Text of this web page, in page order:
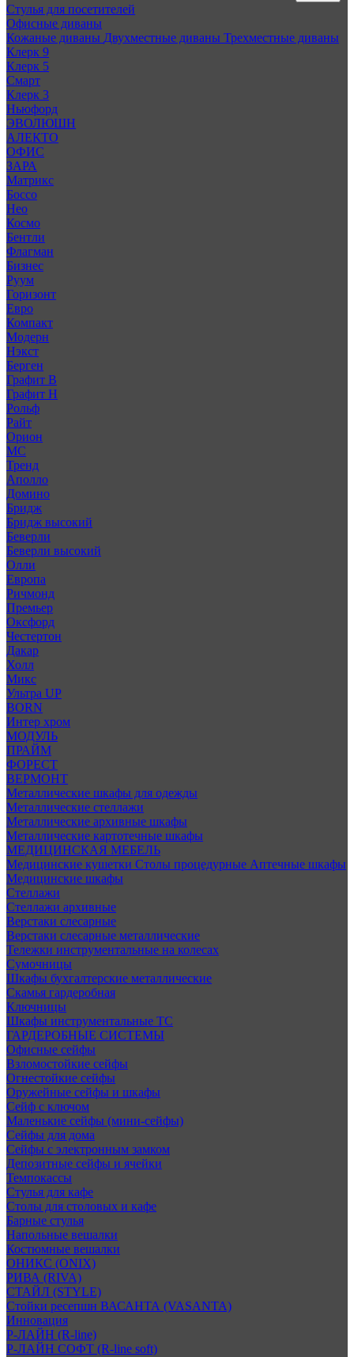
Стулья для посетителей
Офисные диваны
Кожаные диваны Двухместные диваны Трехместные диваны
Клерк 9
Клерк 5
Смарт
Клерк 3
Ньюфорд
ЭВОЛЮШН
АЛЕКТО
ОФИС
ЗАРА
Матрикс
Боссо
Нео
Космо
Бентли
Флагман
Бизнес
Руум
Горизонт
Евро
Компакт
Модерн
Нэкст
Берген
Графит В
Графит Н
Рольф
Райт
Орион
МС
Тренд
Аполло
Домино
Бридж
Бридж высокий
Беверли
Беверли высокий
Олли
Европа
Ричмонд
Премьер
Оксфорд
Честертон
Дакар
Холл
Микс
Ультра UP
BORN
Интер хром
МОДУЛЬ
ПРАЙМ
ФОРЕСТ
ВЕРМОНТ
Металлические шкафы для одежды
Металлические стеллажи
Металлические архивные шкафы
Металлические картотечные шкафы
МЕДИЦИНСКАЯ МЕБЕЛЬ
Медицинские кушетки Столы процедурные Аптечные шкафы
Медицинские шкафы
Стеллажи
Стеллажи архивные
Верстаки слесарные
Верстаки слесарные металлические
Тележки инструментальные на колесах
Сумочницы
Шкафы бухгалтерские металлические
Скамья гардеробная
Ключницы
Шкафы инструментальные ТС
ГАРДЕРОБНЫЕ СИСТЕМЫ
Офисные сейфы
Взломостойкие сейфы
Огнестойкие сейфы
Оружейные сейфы и шкафы
Сейф с ключом
Маленькие сейфы (мини-сейфы)
Сейфы для дома
Сейфы с электронным замком
Депозитные сейфы и ячейки
Темпокассы
Стулья для кафе
Столы для столовых и кафе
Барные стулья
Напольные вешалки
Костюмные вешалки
ОНИКС (ONIX)
РИВА (RIVA)
СТАЙЛ (STYLE)
Стойки ресепшн ВАСАНТА (VASANTA)
Инновация
Р-ЛАЙН (R-line)
Р-ЛАЙН СОФТ (R-line soft)